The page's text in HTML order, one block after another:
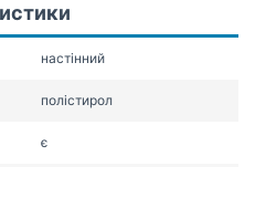
настінний
полістирол
є